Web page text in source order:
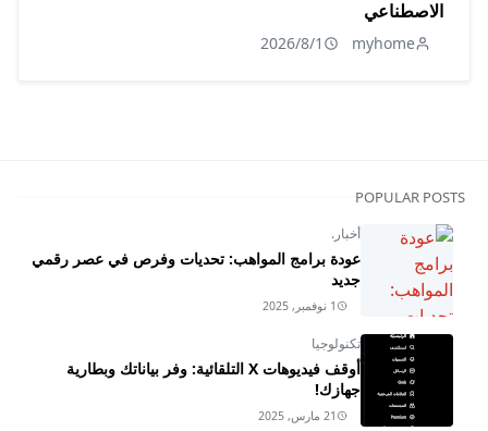
الاصطناعي
myhome
2026/8/1
POPULAR POSTS
أخبار.
عودة برامج المواهب: تحديات وفرص في عصر رقمي
جديد
1 نوفمبر, 2025
تكنولوجيا
أوقف فيديوهات X التلقائية: وفر بياناتك وبطارية
جهازك!
21 مارس, 2025